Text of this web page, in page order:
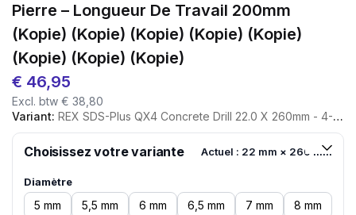
Pierre – Longueur De Travail 200mm
(kopie) (kopie) (kopie) (kopie) (kopie)
(kopie) (kopie) (kopie)
€ 46,95
Excl. btw € 38,80
Variant: REX SDS-Plus QX4 Concrete Drill 22.0 X 260mm - 4-Cutter - Pour Le Béton Et La Pierre - Longueur De Travail 200mm (kopie) (kopie) (kopie) (kopie) (kopie) (kopie) (kopie) (kopie)
Choisissez votre variante Actuel : 22 mm × 260 mm
Diamètre
5 mm 5,5 mm 6 mm 6,5 mm 7 mm
8 mm